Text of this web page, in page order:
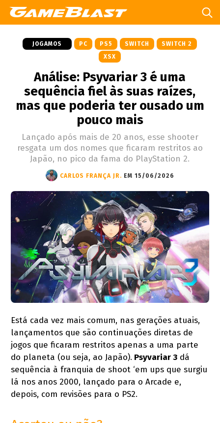
JOGAMOS PC PS5 SWITCH
SWITCH 2
XSX
Análise: Psyvariar 3 é uma
sequência fiel às suas raízes,
mas que poderia ter ousado um
pouco mais
Lançado após mais de 20 anos, esse shooter
resgata um dos nomes que ficaram restritos ao
Japão, no pico da fama do PlayStation 2.
CARLOS FRANÇA JR. EM 15/06/2026
Está cada vez mais comum, nas gerações atuais,
lançamentos que são continuações diretas de
jogos que ficaram restritos apenas a uma parte
do planeta (ou seja, ao Japão). Psyvariar 3 dá
sequência à franquia de shoot ‘em ups que surgiu
lá nos anos 2000, lançado para o Arcade e,
depois, com revisões para o PS2.